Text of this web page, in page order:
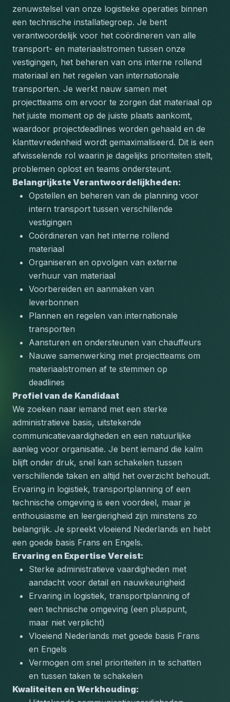
zenuwstelsel van onze logistieke operaties binnen
een technische installatiegroep. Je bent
verantwoordelijk voor het coördineren van alle
transport- en materiaalstromen tussen onze
vestigingen, het beheren van ons interne rollend
materiaal en het regelen van internationale
transporten. Je werkt nauw samen met
projectteams om ervoor te zorgen dat materiaal op
het juiste moment op de juiste plaats aankomt,
waardoor projectdeadlines worden gehaald en de
klanttevredenheid wordt gemaximaliseerd. Dit is een
afwisselende rol waarin je dagelijks prioriteiten stelt,
problemen oplost en teams ondersteunt.
Belangrijkste Verantwoordelijkheden:
Opstellen en beheren van de planning voor
intern transport tussen verschillende
vestigingen
Coördineren van het interne rollend
materiaal
Organiseren en opvolgen van externe
verhuur van materiaal
Voorbereiden en aanmaken van
leverbonnen
Plannen en regelen van internationale
transporten
Aansturen en ondersteunen van chauffeurs
Nauwe samenwerking met projectteams om
materiaalstromen af te stemmen op
deadlines
Profiel van de Kandidaat
We zoeken naar iemand met een sterke
administratieve basis, uitstekende
communicatievaardigheden en een natuurlijke
aanleg voor organisatie. Je bent iemand die kalm
blijft onder druk, snel kan schakelen tussen
verschillende taken en altijd het overzicht behoudt.
Ervaring in logistiek, transportplanning of een
technische omgeving is een voordeel, maar je
enthousiasme en leergierigheid zijn minstens zo
belangrijk. Je spreekt vloeiend Nederlands en hebt
een goede basis Frans en Engels.
Ervaring en Expertise Vereist:
Sterke administratieve vaardigheden met
aandacht voor detail en nauwkeurigheid
Ervaring in logistiek, transportplanning of
een technische omgeving (een pluspunt,
maar niet verplicht)
Vloeiend Nederlands met goede basis Frans
en Engels
Vermogen om snel prioriteiten in te schatten
en tussen taken te schakelen
Kwaliteiten en Werkhouding: